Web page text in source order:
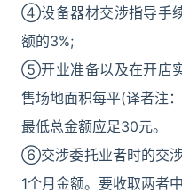
④设备器材交涉指导手
额的3%;
⑤开业准备以及在开店
售场地面积每平(译者注
最低总金额应足30元。
⑥交涉委托业者时的交
1个月金额。要收取两者